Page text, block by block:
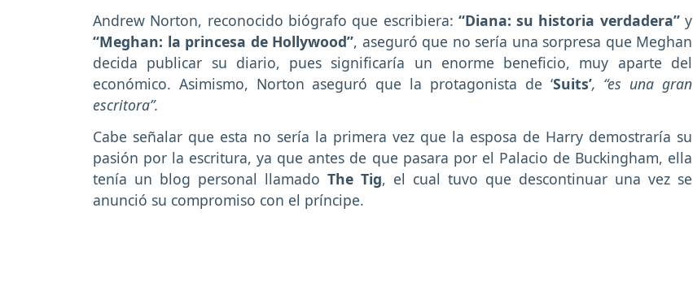
Andrew Norton, reconocido biógrafo que escribiera: “Diana: su historia verdadera”y
“Meghan: la princesa de Hollywood”, aseguró que no sería una sorpresa que Meghan
decida publicar su diario, pues significaría un enorme beneficio, muy aparte del
económico. Asimismo, Norton aseguró que la protagonista de ‘Suits’, “es una gran
escritora”.
Cabe señalar que esta no sería la primera vez que la esposa de Harry demostraría su
pasión por la escritura, ya que antes de que pasara por el Palacio de Buckingham, ella
tenía un blog personal llamado The Tig, el cual tuvo que descontinuar una vez se
anunció su compromiso con el príncipe.